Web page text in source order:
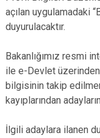
açılan uygulamadaki
duyurulacaktır.
Bakanlığımız resmi
ile e-Devlet üzerinden
bilgisinin takip
kayıplarından
İlgili adaylara ilanen